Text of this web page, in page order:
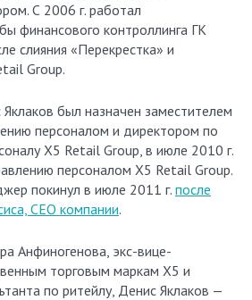
С 2006 г. работал
финансового контроллинга ГК
слияния «Перекрестка» и
Group.
был назначен заместителем
персоналом и директором по
X5 Retail Group, в июле 2010 г.
персоналом X5 Retail Group.
покинул в июле 2011 г. после
СЕО компании.
Анфиногенова, экс-вице-
торговым маркам Х5 и
по ритейлу, Денис Яклаков —